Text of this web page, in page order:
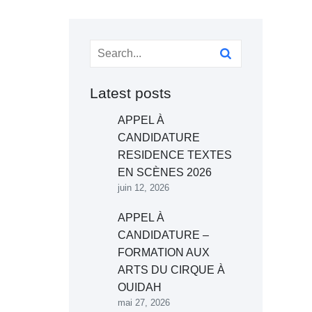
Latest posts
APPEL À
CANDIDATURE
RESIDENCE TEXTES
EN SCÈNES 2026
juin 12, 2026
APPEL À
CANDIDATURE –
FORMATION AUX
ARTS DU CIRQUE À
OUIDAH
mai 27, 2026